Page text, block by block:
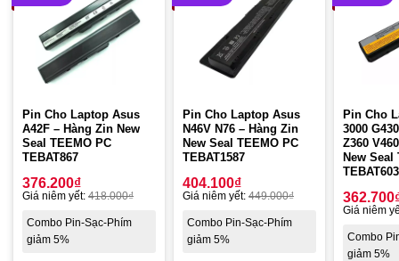
Pin Cho Laptop Asus
A42F – Hàng Zin New
Seal TEEMO PC
TEBAT867
376.200₫
Giá niêm yết: 418.000₫
Combo Pin-Sạc-Phím
giảm 5%
Pin Cho Laptop Asus
N46V N76 – Hàng Zin
New Seal TEEMO PC
TEBAT1587
404.100₫
Giá niêm yết: 449.000₫
Combo Pin-Sạc-Phím
giảm 5%
Pin Cho
3000
Z360
New Seal
TEBAT603
362.700
Giá niêm
Combo
giảm 5%